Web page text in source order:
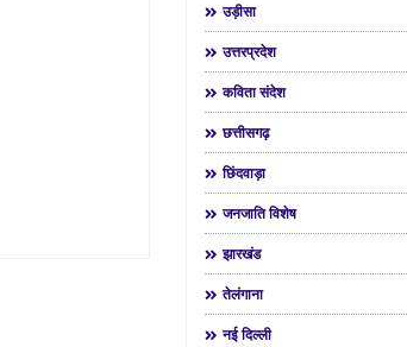
उड़ीसा
उत्तरप्रदेश
कविता संदेश
छत्तीसगढ़
छिंदवाड़ा
जनजाति विशेष
झारखंड
तेलंगाना
नई दिल्ली